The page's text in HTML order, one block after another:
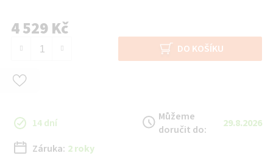
4 529 Kč
DO KOŠÍKU
14 dní
Můžeme
doručit do:
29.8.2026
Záruka: 2 roky